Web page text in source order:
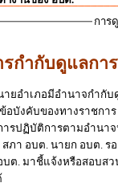
การ
รกำกับดูแลกา
ายอำเภอมีอำนาจกำกั
อบังคับของทางราชการ
บัติการตามอำนาจหน้
สภา อบต. นายก อบต.
บต. มาชี้แจ้งหรือสอบส